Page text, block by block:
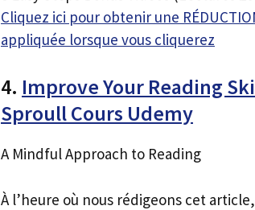
Cliquez ici pour obtenir une
appliquée lorsque vous cliquerez
4. Improve Your Reading
Sproull Cours Udemy
A Mindful Approach to Reading
À l’heure où nous rédigeons cet